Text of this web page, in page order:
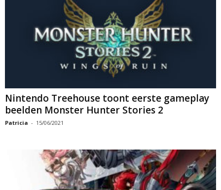
Nintendo Treehouse toont eerste gameplay
beelden Monster Hunter Stories 2
Patricia - 15/06/2021